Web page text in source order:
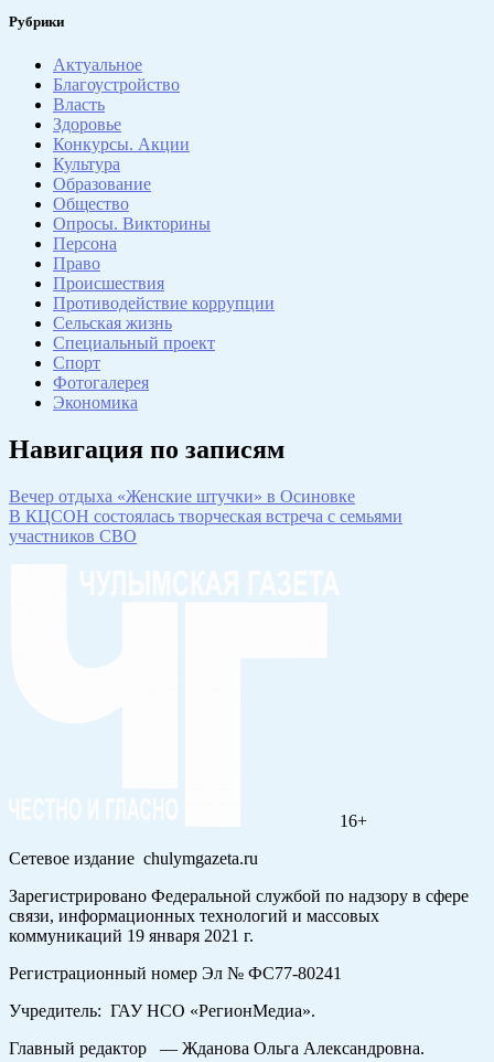
Рубрики
Актуальное
Благоустройство
Власть
Здоровье
Конкурсы. Акции
Культура
Образование
Общество
Опросы. Викторины
Персона
Право
Происшествия
Противодействие коррупции
Сельская жизнь
Специальный проект
Спорт
Фотогалерея
Экономика
Навигация по записям
Вечер отдыха «Женские штучки» в Осиновке
В КЦСОН состоялась творческая встреча с семьями
участников СВО
16+
Сетевое издание chulymgazeta.ru
Зарегистрировано Федеральной службой по надзору в сфере
связи, информационных технологий и массовых
коммуникаций 19 января 2021 г.
Регистрационный номер Эл № ФС77-80241
Учредитель: ГАУ НСО «РегионМедиа».
Главный редактор — Жданова Ольга Александровна.